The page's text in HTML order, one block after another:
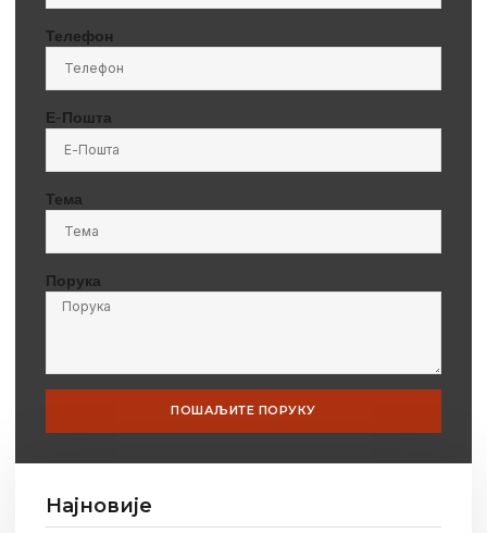
Телефон
Е-Пошта
Тема
Порука
ПОШАЉИТЕ ПОРУКУ
Најновије